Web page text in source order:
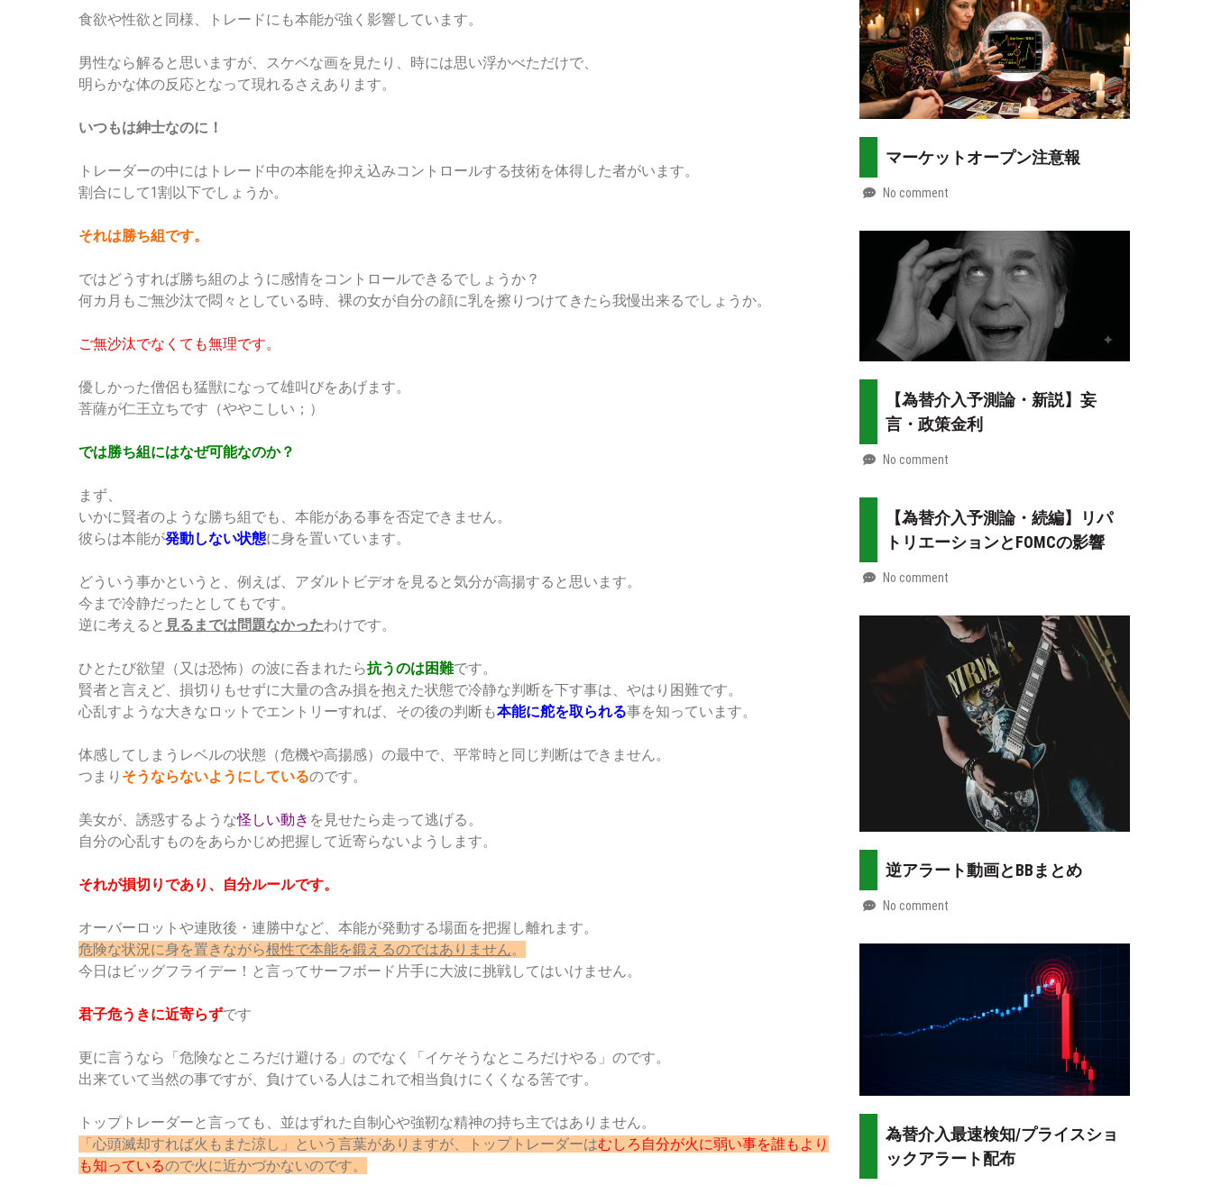
食欲や性欲と同様、トレードにも本能が強く影響しています。
男性なら解ると思いますが、スケベな画を見たり、時には思い浮かべただけで、
明らかな体の反応となって現れるさえあります。
いつもは紳士なのに！
トレーダーの中にはトレード中の本能を抑え込みコントロールする技術を体得した者がいます。
割合にして1割以下でしょうか。
それは勝ち組です。
ではどうすれば勝ち組のように感情をコントロールできるでしょうか？
何カ月もご無沙汰で悶々としている時、裸の女が自分の顔に乳を擦りつけてきたら我慢出来るでしょうか。
ご無沙汰でなくても無理です。
優しかった僧侶も猛獣になって雄叫びをあげます。
菩薩が仁王立ちです（ややこしい；）
では勝ち組にはなぜ可能なのか？
まず、
いかに賢者のような勝ち組でも、本能がある事を否定できません。
彼らは本能が発動しない状態に身を置いています。
どういう事かというと、例えば、アダルトビデオを見ると気分が高揚すると思います。
今まで冷静だったとしてもです。
逆に考えると 見るまでは問題なかったわけです。
ひとたび欲望（又は恐怖）の波に呑まれたら抗うのは困難です。
賢者と言えど、損切りもせずに大量の含み損を抱えた状態で冷静な判断を下す事は、やはり困難です。
心乱すような大きなロットでエントリーすれば、その後の判断も本能に舵を取られる事を知っています。
体感してしまうレベルの状態（危機や高揚感）の最中で、平常時と同じ判断はできません。
つまり そうならないようにしているのです。
美女が、誘惑するような怪しい動き を見せたら走って逃げる。
自分の心乱すものをあらかじめ把握して近寄らないようします。
それが損切りであり、自分ルールです。
オーバーロットや連敗後・連勝中など、本能が発動する場面を把握し離れます。
危険な状況に身を置きながら根性で本能を鍛えるのではありません。
今日はビッグフライデー！と言ってサーフボード片手に大波に挑戦してはいけません。
君子危うきに近寄らずです
更に言うなら「危険なところだけ避ける」のでなく「イケそうなところだけやる」のです。
出来ていて当然の事ですが、負けている人はこれで相当負けにくくなる筈です。
トップトレーダーと言っても、並はずれた自制心や強靭な精神の持ち主ではありません。
「心頭滅却すれば火もまた涼し」という言葉がありますが、トップトレーダーはむしろ自分が火に弱い事を誰もより
も知っているので火に近かづかないのです。
マーケットオープン注意報
by
No comment
【為替介入予測論・新説】妄
言・政策金利
by
more
No comment
【為替介入予測論・続編】リパ
トリエーションとFOMCの影響
by
No comment
逆アラート動画とBBまとめ
by
No comment
為替介入最速検知/プライスショ
ックアラート配布